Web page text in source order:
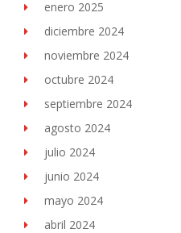
enero 2025
diciembre 2024
noviembre 2024
octubre 2024
septiembre 2024
agosto 2024
julio 2024
junio 2024
mayo 2024
abril 2024